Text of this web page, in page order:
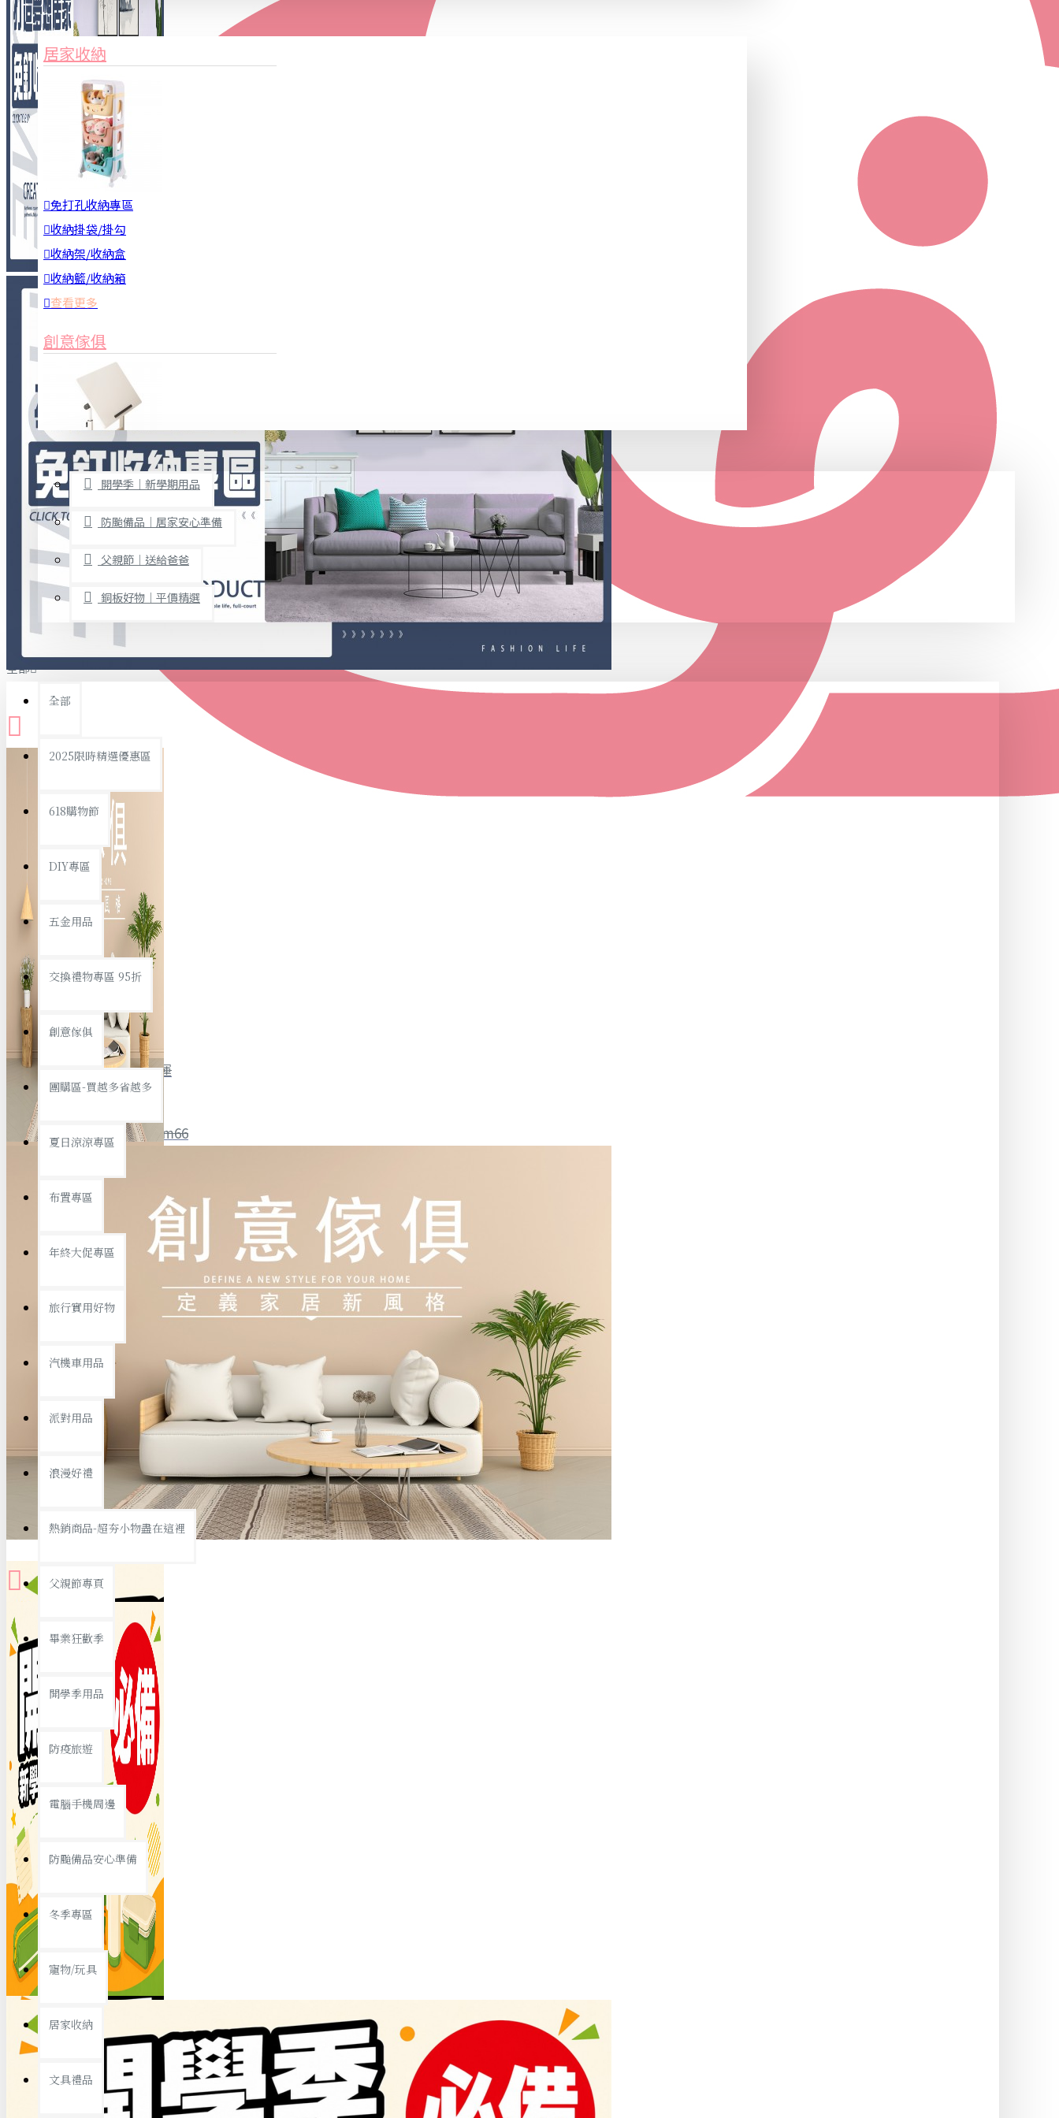
全館限時滿799免運
聯絡我們 ID : @ym66
優惠活動 最新活動
3C周邊
居家安全
居家清潔
查看更多
餐飲廚具
廚房收納
烘焙用具
隨身餐具
查看更多
文具禮品
事務用品
文具收納
書寫用品
衛浴用品
個人衛浴用品
浴室置物/收納
旅行收納
汽機車用品
查看更多
置物架/收納櫃
銅板精選
19元專區
39元專區
節慶熱賣
春節/新年
家俱&收納
居家收納
免打孔收納專區
收納掛袋/掛勾
收納架/收納盒
收納籃/收納箱
查看更多
創意傢俱
桌子/椅子
置物架/收納櫃
其他
免打孔收納專區
限時促銷
開學季｜新學期用品
防颱備品｜居家安心準備
父親節｜送給爸爸
銅板好物｜平價精選
全部
全部
2025限時精選優惠區
618購物節
DIY專區
五金用品
交換禮物專區 95折
創意傢俱
團購區-買越多省越多
夏日涼涼專區
布置專區
年終大促專區
旅行實用好物
汽機車用品
派對用品
浪漫好禮
熱銷商品-超夯小物盡在這裡
父親節專頁
畢業狂歡季
開學季用品
防疫旅遊
電腦手機周邊
防颱備品安心準備
冬季專區
寵物/玩具
居家收納
文具禮品